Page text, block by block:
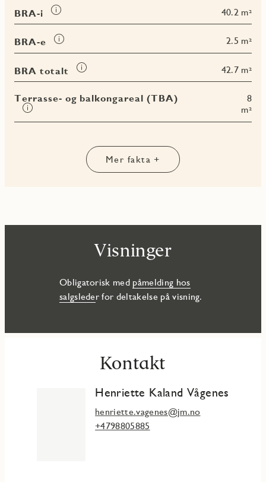
BRA-i
Les
mer
om
BRA-
i
40.2 m²
BRA-e
Les
BRA-
e
2.5 m²
BRA totalt
Les
mer
BRA
42.7 m²
Terrasse- og balkongareal (TBA)
Les
8
m²
Mer fakta +
Visninger
Obligatorisk med påmelding hos
salgsleder for deltakelse på visning.
Kontakt
Henriette Kaland Vågenes
henriette.vagenes@jm.no
+4798805885